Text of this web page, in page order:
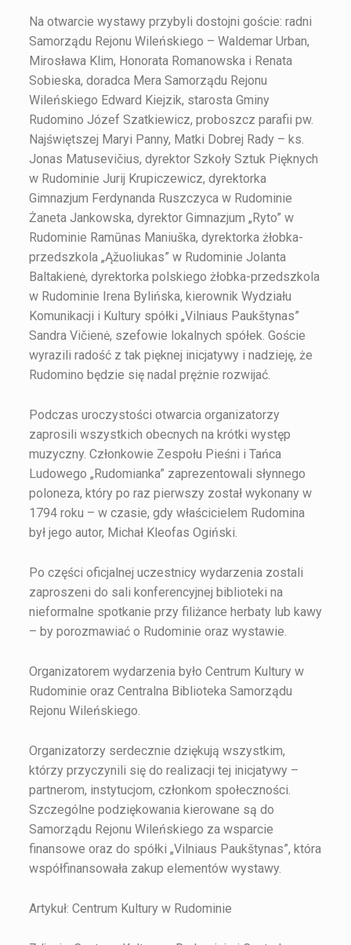
Na otwarcie wystawy przybyli dostojni goście: radni
Samorządu Rejonu Wileńskiego – Waldemar Urban,
Mirosława Klim, Honorata Romanowska i Renata
Sobieska, doradca Mera Samorządu Rejonu
Wileńskiego Edward Kiejzik, starosta Gminy
Rudomino Józef Szatkiewicz, proboszcz parafii pw.
Najświętszej Maryi Panny, Matki Dobrej Rady – ks.
Jonas Matusevičius, dyrektor Szkoły Sztuk Pięknych
w Rudominie Jurij Krupiczewicz, dyrektorka
Gimnazjum Ferdynanda Ruszczyca w Rudominie
Żaneta Jankowska, dyrektor Gimnazjum „Ryto” w
Rudominie Ramūnas Maniuška, dyrektorka żłobka-
przedszkola „Ąžuoliukas” w Rudominie Jolanta
Baltakienė, dyrektorka polskiego żłobka-przedszkola
w Rudominie Irena Bylińska, kierownik Wydziału
Komunikacji i Kultury spółki „Vilniaus Paukštynas”
Sandra Vičienė, szefowie lokalnych spółek. Goście
wyrazili radość z tak pięknej inicjatywy i nadzieję, że
Rudomino będzie się nadal prężnie rozwijać.
Podczas uroczystości otwarcia organizatorzy
zaprosili wszystkich obecnych na krótki występ
muzyczny. Członkowie Zespołu Pieśni i Tańca
Ludowego „Rudomianka” zaprezentowali słynnego
poloneza, który po raz pierwszy został wykonany w
1794 roku – w czasie, gdy właścicielem Rudomina
był jego autor, Michał Kleofas Ogiński.
Po części oficjalnej uczestnicy wydarzenia zostali
zaproszeni do sali konferencyjnej biblioteki na
nieformalne spotkanie przy filiżance herbaty lub kawy
– by porozmawiać o Rudominie oraz wystawie.
Organizatorem wydarzenia było Centrum Kultury w
Rudominie oraz Centralna Biblioteka Samorządu
Rejonu Wileńskiego.
Organizatorzy serdecznie dziękują wszystkim,
którzy przyczynili się do realizacji tej inicjatywy –
partnerom, instytucjom, członkom społeczności.
Szczególne podziękowania kierowane są do
Samorządu Rejonu Wileńskiego za wsparcie
finansowe oraz do spółki „Vilniaus Paukštynas”, która
współfinansowała zakup elementów wystawy.
Artykuł: Centrum Kultury w Rudominie